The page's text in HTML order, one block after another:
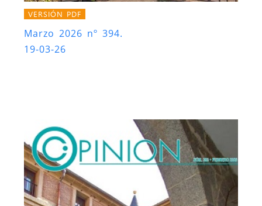
VERSIÓN PDF
Marzo 2026 nº 394.
19-03-26